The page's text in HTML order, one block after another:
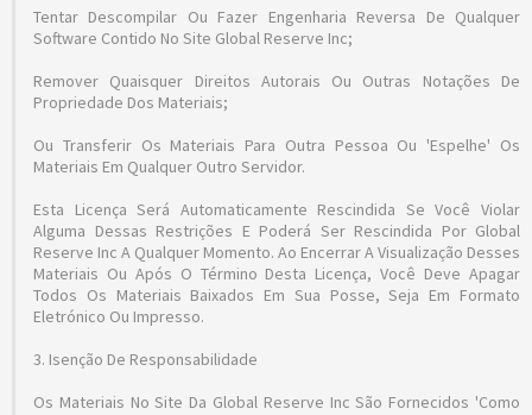
Tentar Descompilar Ou Fazer Engenharia Reversa De Qualquer
Software Contido No Site Global Reserve Inc;
Remover Quaisquer Direitos Autorais Ou Outras Notações De
Propriedade Dos Materiais;
Ou Transferir Os Materiais Para Outra Pessoa Ou 'espelhe' Os
Materiais Em Qualquer Outro Servidor.
Esta Licença Será Automaticamente Rescindida Se Você Violar
Alguma Dessas Restrições E Poderá Ser Rescindida Por Global
Reserve Inc A Qualquer Momento. Ao Encerrar A Visualização Desses
Materiais Ou Após O Término Desta Licença, Você Deve Apagar
Todos Os Materiais Baixados Em Sua Posse, Seja Em Formato
Eletrónico Ou Impresso.
3. Isenção De Responsabilidade
Os Materiais No Site Da Global Reserve Inc São Fornecidos 'como